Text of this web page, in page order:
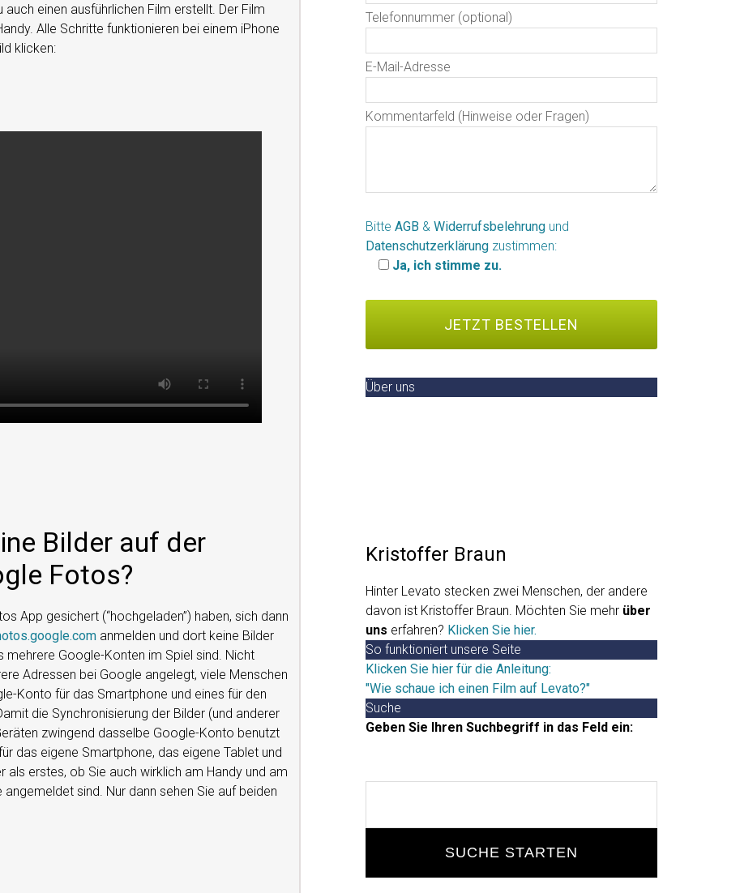
einen ausführlichen Film erstellt. Der Film
Alle Schritte funktionieren bei einem iPhone
klicken:
Bilder auf der
Fotos?
App gesichert (“hochgeladen”) haben, sich dann
anmelden und dort keine Bilder
Google-Konten im Spiel sind. Nicht
Adressen bei Google angelegt, viele Menschen
Konto für das Smartphone und eines für den
die Synchronisierung der Bilder (und anderer
zwingend dasselbe Google-Konto benutzt
das eigene Smartphone, das eigene Tablet und
als erstes, ob Sie auch wirklich am Handy und am
sind. Nur dann sehen Sie auf beiden
Telefonnummer (optional)
E-Mail-Adresse
Kommentarfeld (Hinweise oder Fragen)
Bitte AGB & Widerrufsbelehrung und
Datenschutzerklärung zustimmen:
Ja, ich stimme zu.
Über uns
Kristoffer Braun
Hinter Levato stecken zwei Menschen, der andere
davon ist Kristoffer Braun. Möchten Sie mehr über
uns erfahren? Klicken Sie hier.
So funktioniert unsere Seite
Klicken Sie hier für die Anleitung:
"Wie schaue ich einen Film auf Levato?"
Suche
Geben Sie Ihren Suchbegriff in das Feld ein: